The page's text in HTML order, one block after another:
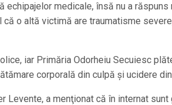
medicale, însă nu a
o altă victimă are traumatisme
iar Primăria Odorheiu Secuiesc
corporală din culpă şi ucidere
Levente, a menţionat că în internat